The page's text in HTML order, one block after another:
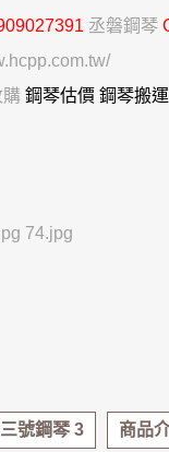
丞磐鋼琴
購 鋼琴估價 鋼琴搬
74.jpg
三號鋼琴 3 商品